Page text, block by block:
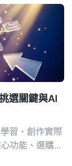
選關鍵與AI
習、創作實際
功能、選購要